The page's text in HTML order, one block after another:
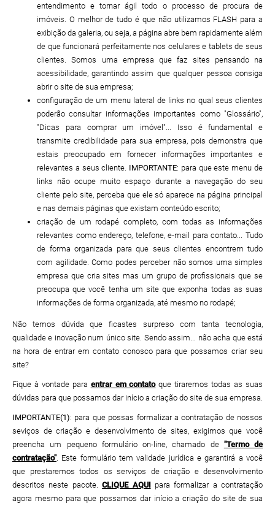
entendimento e tornar ágil todo o processo de procura de
imóveis. O melhor de tudo é que não utilizamos FLASH para a
exibição da galeria, ou seja, a página abre bem rapidamente além
de que funcionará perfeitamente nos celulares e tablets de seus
clientes. Somos uma empresa que faz sites pensando na
acessibilidade, garantindo assim que qualquer pessoa consiga
abrir o site de sua empresa;
configuração de um menu lateral de links no qual seus clientes
poderão consultar informações importantes como "Glossário",
"Dicas para comprar um imóvel"... Isso é fundamental e
transmite credibilidade para sua empresa, pois demonstra que
estais preocupado em fornecer informações importantes e
relevantes a seus cliente. IMPORTANTE: para que este menu de
links não ocupe muito espaço durante a navegação do seu
cliente pelo site, perceba que ele só aparece na página principal
e nas demais páginas que existam conteúdo escrito;
criação de um rodapé completo, com todas as informações
relevantes como endereço, telefone, e-mail para contato... Tudo
de forma organizada para que seus clientes encontrem tudo
com agilidade. Como podes perceber não somos uma simples
empresa que cria sites mas um grupo de profissionais que se
preocupa que você tenha um site que exponha todas as suas
informações de forma organizada, até mesmo no rodapé;
Não temos dúvida que ficastes surpreso com tanta tecnologia,
qualidade e inovação num único site. Sendo assim... não acha que está
na hora de entrar em contato conosco para que possamos criar seu
site?
Fique à vontade para entrar em contatoque tiraremos todas as suas
dúvidas para que possamos dar início a criação do site de sua empresa.
IMPORTANTE(1): para que possas formalizar a contratação de nossos
seviços de criação e desenvolvimento de sites, exigimos que você
preencha um pequeno formulário on-line, chamado de "Termo de
contratação". Este formulário tem validade jurídica e garantirá a você
que prestaremos todos os serviços de criação e desenvolvimento
descritos neste pacote.CLIQUE AQUI para formalizar a contratação
agora mesmo para que possamos dar início a criação do site de sua